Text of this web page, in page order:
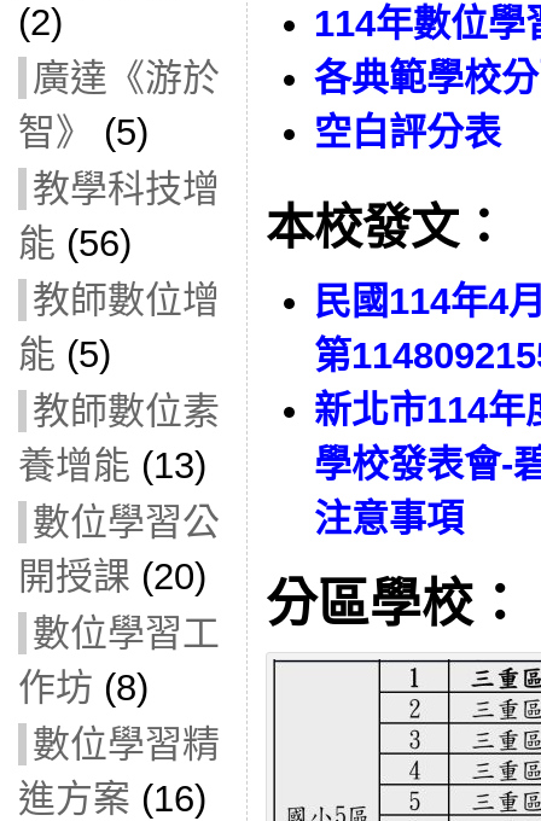
(2)
廣達《游於
智》
(5)
教學科技增
能 (56)
教師數位增
能 (5)
教師數位素
養增能 (13)
數位學習公
開授課 (20)
數位學習工
作坊 (8)
數位學習精
進方案 (16)
114年數位學
各典範學校
空白評分表
本校發文：
民國114年4
第
新北市114年
學校發表會-
注意事項
分區學校：